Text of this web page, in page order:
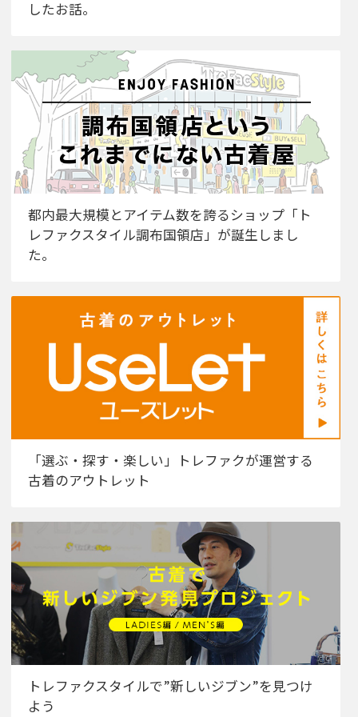
したお話。
都内最大規模とアイテム数を誇るショップ「ト
レファクスタイル調布国領店」が誕生しまし
た。
「選ぶ・探す・楽しい」トレファクが運営する
古着のアウトレット
トレファクスタイルで”新しいジブン”を見つけ
よう